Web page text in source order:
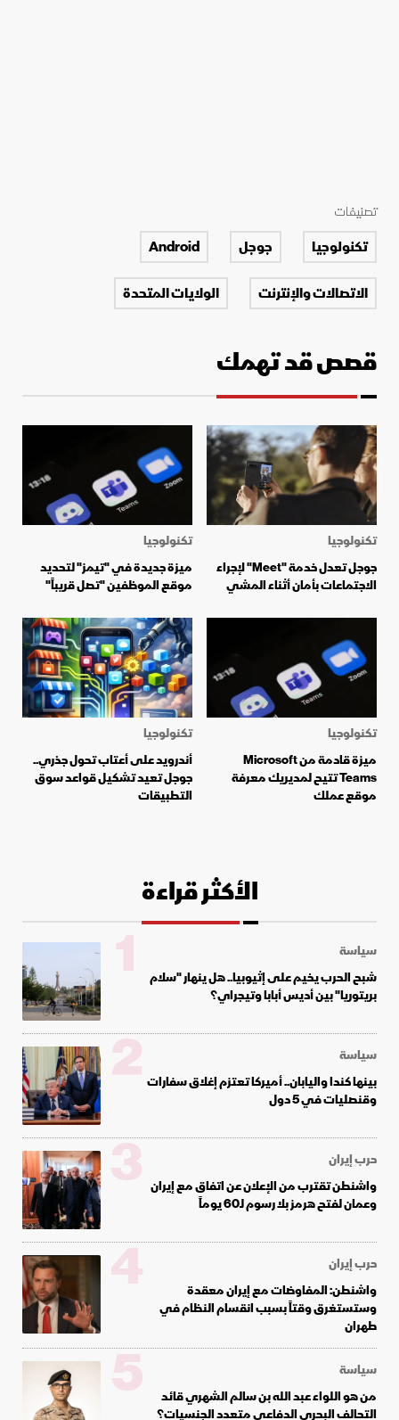
تصنيفات
تكنولوجيا جوجل
Android
الاتصالات والإنترنت
الولايات المتحدة
قصص قد تهمك
تكنولوجيا
جوجل تعدل خدمة "Meet" لإجراء
الاجتماعات بأمان أثناء المشي
تكنولوجيا
ميزة جديدة في "تيمز" لتحديد
موقع الموظفين "تصل قريباً"
تكنولوجيا
ميزة قادمة من Microsoft
Teams تتيح لمديريك معرفة
موقع عملك
تكنولوجيا
أندرويد على أعتاب تحول جذري..
جوجل تعيد تشكيل قواعد سوق
التطبيقات
الأكثر قراءة
سياسة
شبح الحرب يخيم على إثيوبيا.. هل ينهار "سلام
بريتوريا" بين أديس أبابا وتيجراي؟
1
سياسة
بينها كندا واليابان.. أميركا تعتزم إغلاق سفارات
وقنصليات في 5 دول
2
حرب إيران
واشنطن تقترب من الإعلان عن اتفاق مع إيران
وعمان لفتح هرمز بلا رسوم لـ60 يوماً
3
حرب إيران
واشنطن: المفاوضات مع إيران معقدة
وستستغرق وقتاً بسبب انقسام النظام في
طهران
4
سياسة
من هو اللواء عبد الله بن سالم الشهري قائد
التحالف البحري الدفاعي متعدد الجنسيات؟
5